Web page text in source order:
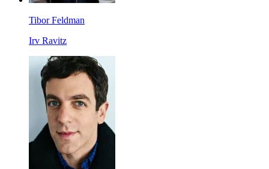
Tibor Feldman
Irv Ravitz